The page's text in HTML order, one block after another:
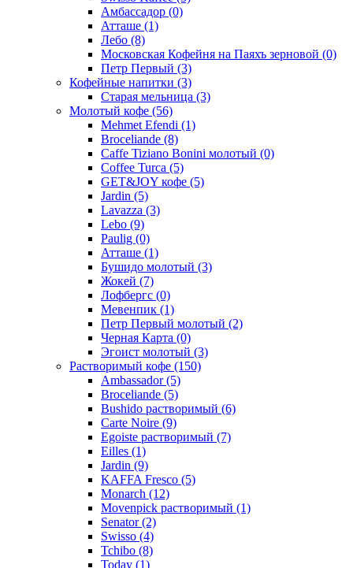
Амбассадор (0)
Атташе (1)
Лебо (8)
Московская Кофейня на Паяхъ зерновой (0)
Петр Первый (3)
Кофейные напитки (3)
Старая мельница (3)
Молотый кофе (56)
Mehmet Efendi (1)
Broceliande (8)
Caffe Tiziano Bonini молотый (0)
Coffee Turca (5)
GET&JOY кофе (5)
Jardin (5)
Lavazza (3)
Lebo (9)
Paulig (0)
Атташе (1)
Бушидо молотый (3)
Жокей (7)
Лофбергс (0)
Мевенпик (1)
Петр Первый молотый (2)
Черная Карта (0)
Эгоист молотый (3)
Растворимый кофе (150)
Ambassador(5)
Broceliande (5)
Bushido растворимый (6)
Carte Noire (9)
Egoiste растворимый (7)
Eilles (1)
Jardin (9)
KAFFA Fresco (5)
Monarch (12)
Movenpick растворимый (1)
Senator(2)
Swisso (4)
Tchibo (8)
Today (1)